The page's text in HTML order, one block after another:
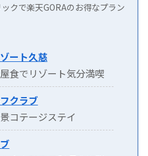
クで楽天GORAのお得なプラン
ート久慈
食でリゾート気分満喫
クラブ
コテージステイ